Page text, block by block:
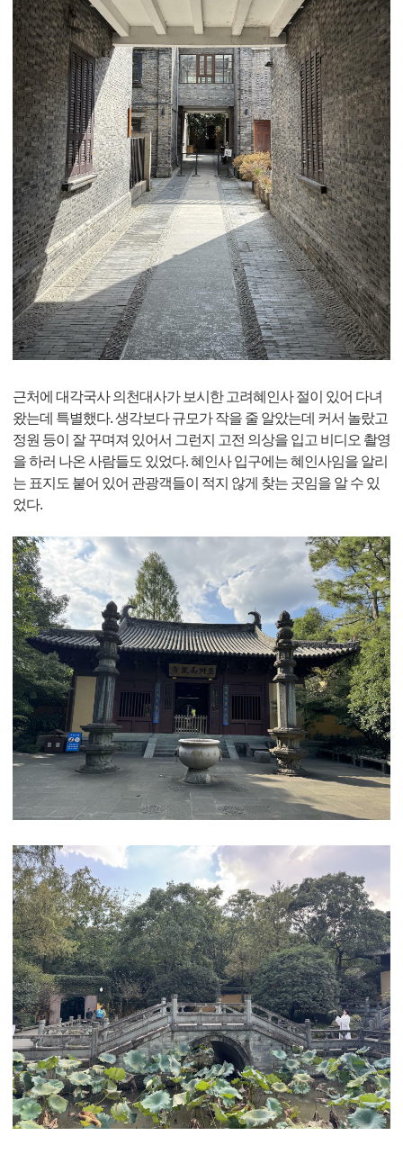
근처에 대각국사 의천대사가 보시한 고려혜인사 절이 있어 다녀
왔는데 특별했다. 생각보다 규모가 작을 줄 알았는데 커서 놀랐고
정원 등이 잘 꾸며져 있어서 그런지 고전 의상을 입고 비디오 촬영
을 하러 나온 사람들도 있었다. 혜인사 입구에는 혜인사임을 알리
는 표지도 붙어 있어 관광객들이 적지 않게 찾는 곳임을 알 수 있
었다.